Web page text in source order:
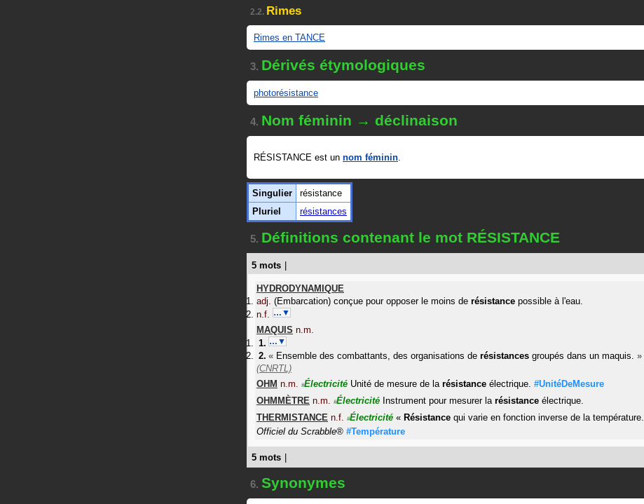
2.2. Rimes
Rimes en TANCE
3. Dérivés étymologiques
photorésistance
4. Nom féminin → déclinaison
RÉSISTANCE est un nom féminin.
Singulier
résistance
Pluriel
résistances
5. Définitions contenant le mot RÉSISTANCE
5 mots
HYDRODYNAMIQUE
adj. (Embarcation) conçue pour opposer le moins de résistance possible à l'eau.
n.f. …▼
MAQUIS n.m.
…▼
« Ensemble des combattants, des organisations de résistances groupés dans un maquis. »
(CNRTL)
OHM n.m. #Électricité Unité de mesure de la résistance électrique. #UnitéDeMesure
OHMMÈTRE n.m. #Électricité Instrument pour mesurer la résistance électrique.
THERMISTANCE n.f. #Électricité « Résistance qui varie en fonction inverse de la température.
Officiel du Scrabble® #Température
5 mots
6. Synonymes